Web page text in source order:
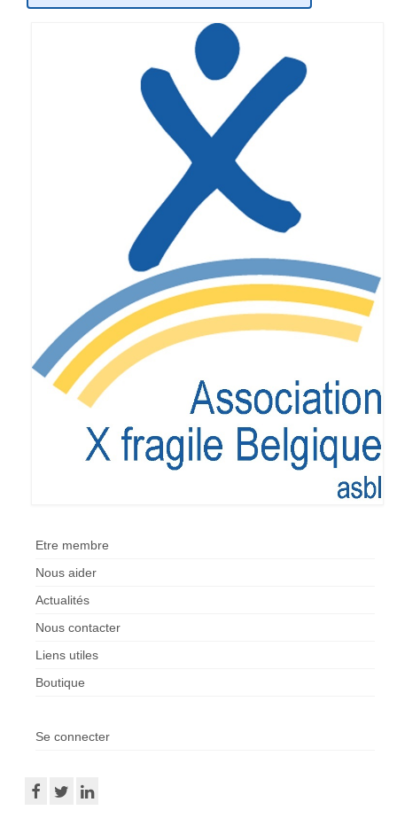
Mouvements de jeunesse
Accompagnants
Scientific Advisory Board
Espace Membres
Albums photos
Témoignages
Nos publications
Accès Conseil d’administration
Etre membre
Nous aider
Actualités
Nous contacter
Liens utiles
Boutique
Se connecter